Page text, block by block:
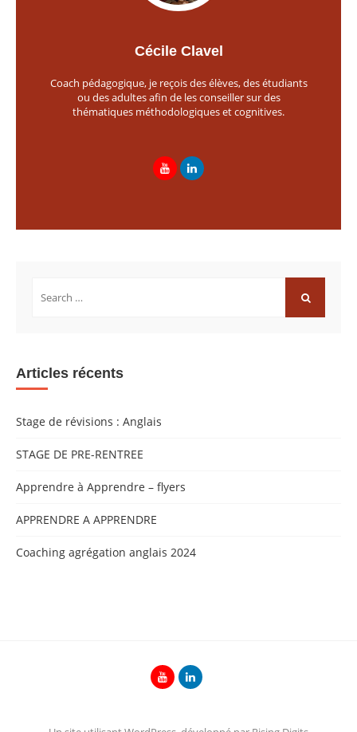
Cécile Clavel
Coach pédagogique, je reçois des élèves, des étudiants
ou des adultes afin de les conseiller sur des
thématiques méthodologiques et cognitives.
Articles récents
Stage de révisions : Anglais
STAGE DE PRE-RENTREE
Apprendre à Apprendre – flyers
APPRENDRE A APPRENDRE
Coaching agrégation anglais 2024